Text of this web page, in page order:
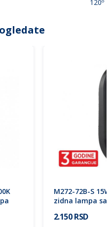
120º
M272-72B-S
zidna lampa sa
2.150 RSD